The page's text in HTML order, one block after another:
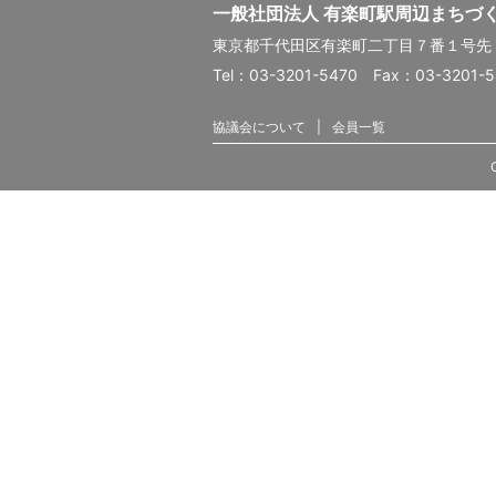
一般社団法人 有楽町駅周辺まちづ
東京都千代田区有楽町二丁目７番１号
Tel：03-3201-5470 Fax：03-3201-
協議会について 会員一覧